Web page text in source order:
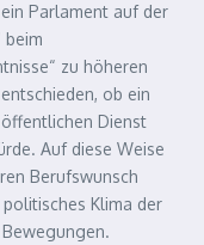
Parlament auf der
beim
zu höheren
ob ein
Dienst
Auf diese Weise
Berufswunsch
Klima der